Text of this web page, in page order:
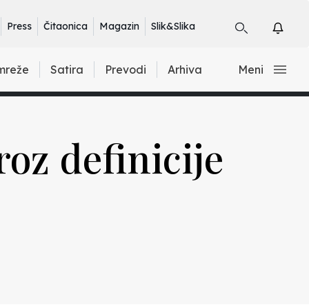
Press Čitaonica Magazin Slik&Slika
Satira Prevodi Arhiva Meni
definicije